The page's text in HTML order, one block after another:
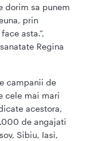
dorim sa punem
prin
asta.”,
Regina
campanii de
cele mai mari
acestora,
de angajati
Sibiu, Iasi,